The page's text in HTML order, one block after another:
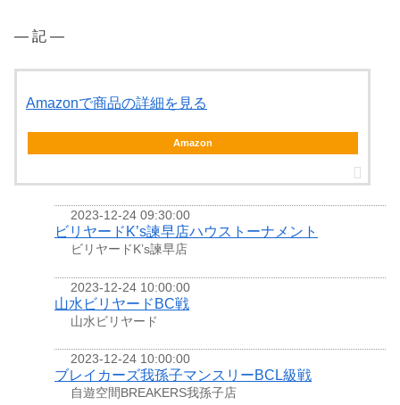
― 記 ―
Amazonで商品の詳細を見る
Amazon
2023-12-24 09:30:00
ビリヤードK’s諫早店ハウストーナメント
ビリヤードK’s諫早店
2023-12-24 10:00:00
山水ビリヤードBC戦
山水ビリヤード
2023-12-24 10:00:00
ブレイカーズ我孫子マンスリーBCL級戦
自遊空間BREAKERS我孫子店